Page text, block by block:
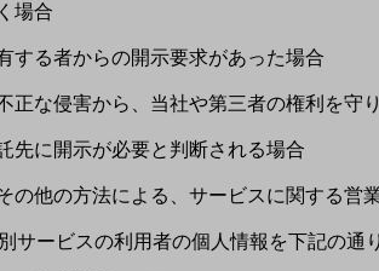
場合
する者からの開示要求があった場合
正な侵害から、当社や第三者の権利を守
先に開示が必要と判断される場合
の他の方法による、サービスに関する
サービスの利用者の個人情報を下記の通